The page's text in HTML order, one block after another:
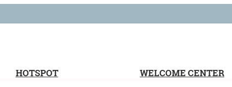
HOTSPOT WELCOME CENTER